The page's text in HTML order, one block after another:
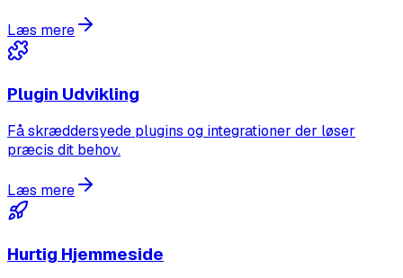
Læs mere
Plugin Udvikling
Få skræddersyede plugins og integrationer der løser
præcis dit behov.
Læs mere
Hurtig Hjemmeside